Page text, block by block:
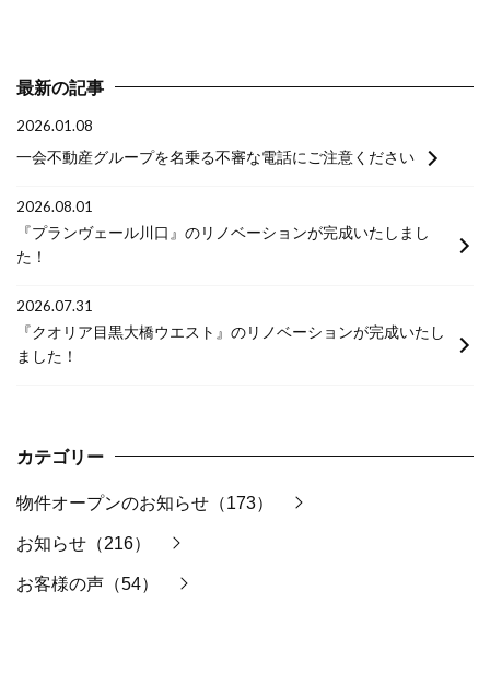
最新の記事
2026.01.08
一会不動産グループを名乗る不審な電話にご注意ください
2026.08.01
『プランヴェール川口』のリノベーションが完成いたしまし
た！
2026.07.31
『クオリア目黒大橋ウエスト』のリノベーションが完成いたし
ました！
カテゴリー
物件オープンのお知らせ（173）
お知らせ（216）
お客様の声（54）